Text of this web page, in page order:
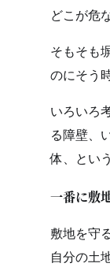
どこが危
そもそも
のにそう
いろいろ
る障壁、
体、とい
一番に敷
敷地を守
自分の土